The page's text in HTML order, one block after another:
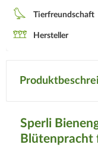
Tierfreundschaft
Hersteller
Sperli
Blütenpracht